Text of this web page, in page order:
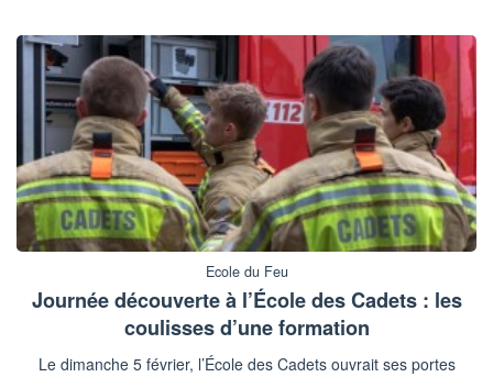
Ecole du Feu
Journée découverte à l’École des Cadets : les
coulisses d’une formation
Le dimanche 5 février, l’École des Cadets ouvrait ses portes